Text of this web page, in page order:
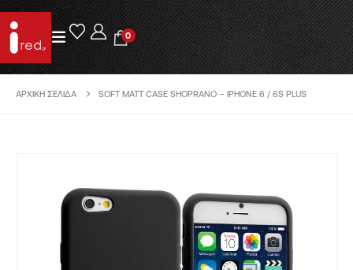
0
ΑΡΧΙΚΉ ΣΕΛΊΔΑ SOFT MATT CASE SHOPRANO – IPHONE 6 / 6S PLUS